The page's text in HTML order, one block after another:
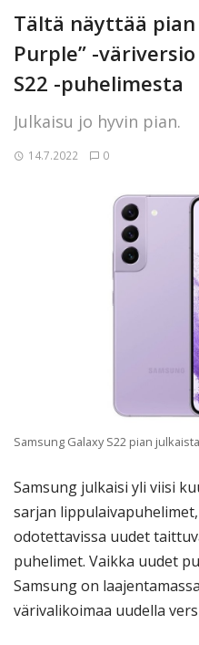
Tältä näyttää pian
Purple” -
S22 -puhelimesta
Julkaisu jo hyvin pian.
14.7.2022 0
Samsung Galaxy S22 pian
Samsung julkaisi yli viisi
sarjan
odotettavissa uudet
puhelimet. Vaikka uudet
Samsung on
värivalikoimaa uudella